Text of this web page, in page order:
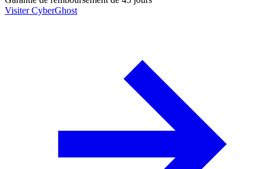
Visiter CyberGhost